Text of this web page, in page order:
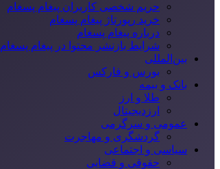
حریم شخصی کاربران پیغام پسغام
خرید رپورتاژ پیغام پسغام
درباره پیغام پسغام
شرایط بازنشر محتوا در پیغام پسغام
بین‌المللی
بورس و فارکس
بانک و بیمه
طلا و ارز
ارزدیجیتال
عمومی و سرگرمی
گردشگری و مهاجرت
سیاسی و اجتماعی
حقوقی و قضایی